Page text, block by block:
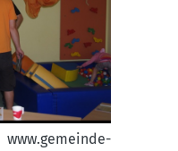
www.gemeinde-